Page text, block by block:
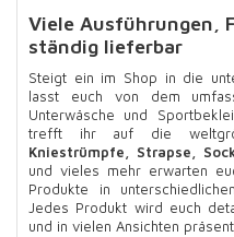
Viele Ausführungen,
ständig lieferbar
Steigt ein im Shop in die
lasst euch von dem
Unterwäsche und
trefft ihr auf die
Kniestrümpfe, Strapse,
und vieles mehr erwarten
Produkte in
Jedes Produkt wird euch
und in vielen Ansichten